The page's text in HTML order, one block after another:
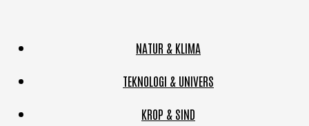
NATUR & KLIMA
TEKNOLOGI & UNIVERS
KROP & SIND